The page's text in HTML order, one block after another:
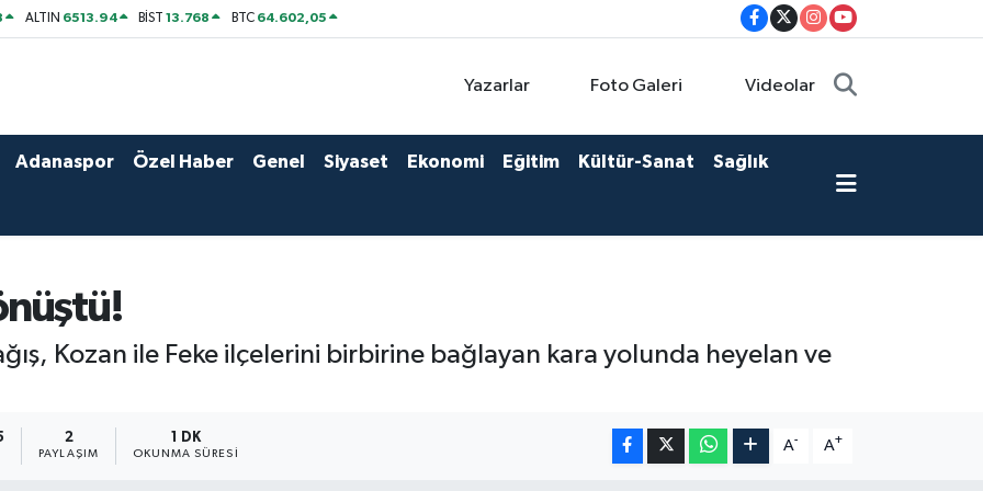
ALTIN 6513.94 BİST13.768 BTC 64.602,05
Yazarlar Foto Galeri Videolar
Adanaspor Özel Haber Genel Siyaset Ekonomi Eğitim Kültür-Sanat Sağlık
Kozan ile Feke ilçelerini birbirine bağlayan kara yolunda heyelan ve
2
PAYLAŞIM
1 DK
OKUNMA SÜRESI
A- A+